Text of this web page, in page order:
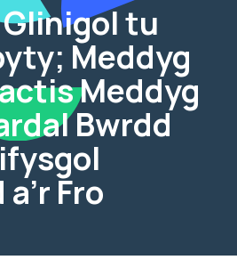
tu
Meddyg
Meddyg
Bwrdd
Fro